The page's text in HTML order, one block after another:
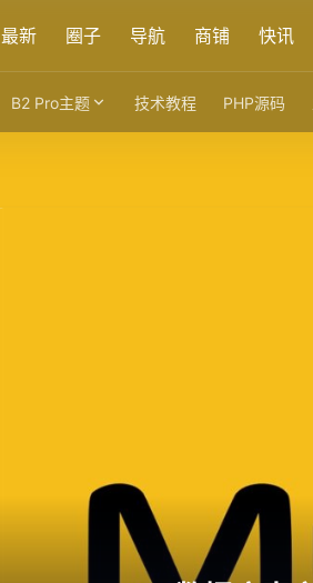
最新 圈子 导航 商铺 快讯
B2 Pro主题 技术教程 PHP源码